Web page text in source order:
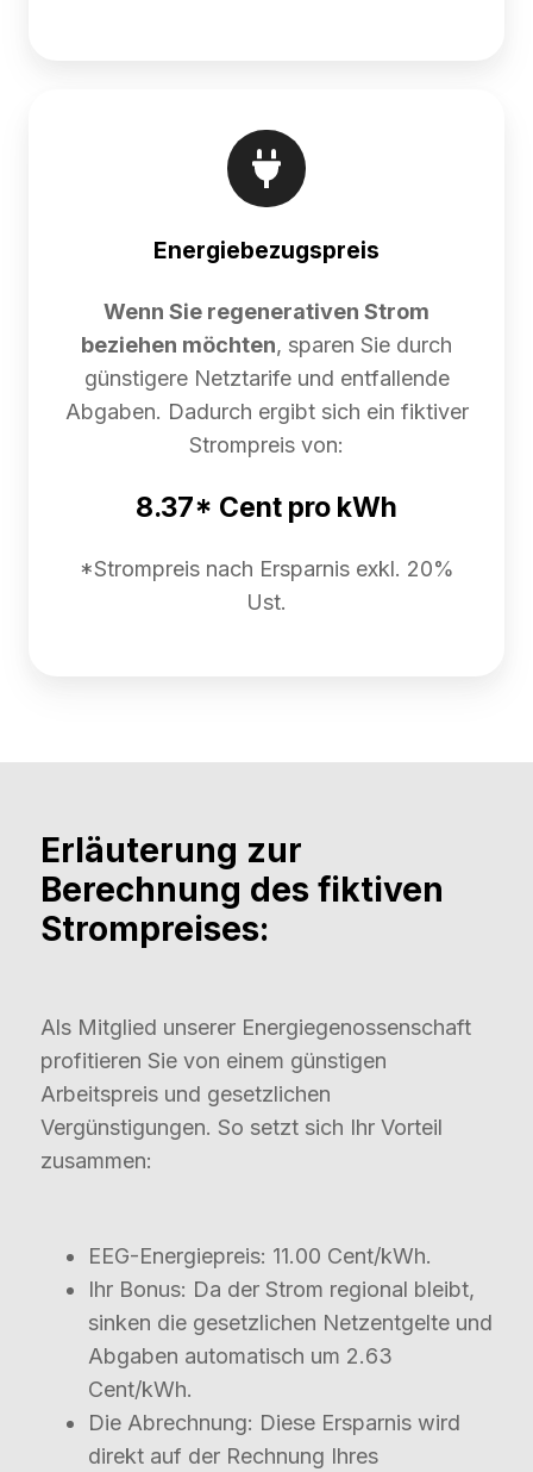
Energiebezugspreis
Wenn Sie regenerativen Strom
beziehen möchten, sparen Sie durch
günstigere Netztarife und entfallende
Abgaben. Dadurch ergibt sich ein fiktiver
Strompreis von:
8.37* Cent pro kWh
*Strompreis nach Ersparnis exkl. 20%
Ust.
Erläuterung zur
Berechnung des fiktiven
Strompreises:
Als Mitglied unserer Energiegenossenschaft
profitieren Sie von einem günstigen
Arbeitspreis und gesetzlichen
Vergünstigungen. So setzt sich Ihr Vorteil
zusammen:
EEG-Energiepreis: 11.00 Cent/kWh.
Ihr Bonus: Da der Strom regional bleibt,
sinken die gesetzlichen Netzentgelte und
Abgaben automatisch um 2.63
Cent/kWh.
Die Abrechnung: Diese Ersparnis wird
direkt auf der Rechnung Ihres